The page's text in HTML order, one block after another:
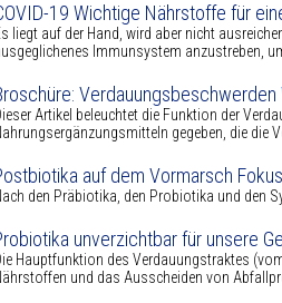
19 Wichtige Nährstoffe für
liegt auf der Hand, wird aber nicht
Immunsystem anzustreben,
Artikel beleuchtet die Funktion der
gegeben, die die
auf dem Vormarsch
den Präbiotika, den Probiotika und den
unverzichtbar für unsere
Hauptfunktion des Verdauungstraktes
und das Ausscheiden von